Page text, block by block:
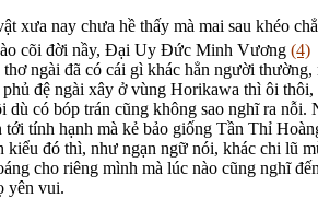
xưa nay chưa hề thấy mà mai sau khéo
cõi đời nầy, Đại Uy Đức Minh Vương (4)
ngài đã có cái gì khác hẳn người thường,
đệ ngài xây ở vùng Horikawa thì ôi thôi,
dù có bóp trán cũng không sao nghĩ ra nỗi.
tính hạnh mà kẻ bảo giống Tần Thỉ
kiểu đó thì, như ngạn ngữ nói, khác chi lũ
cho riêng mình mà lúc nào cũng nghĩ
yên vui.